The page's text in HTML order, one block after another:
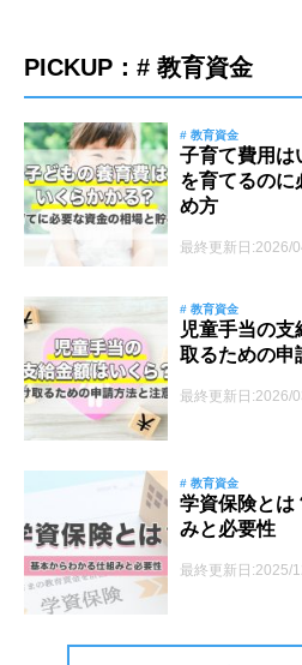
PICKUP：# 教育資金
# 教育資金
子育て費用は
を育てるのに
め方
最終更新日:2026/
# 教育資金
児童手当の
取るための申
最終更新日:2026/
# 教育資金
学資保険とは
みと必要性
最終更新日:2025/